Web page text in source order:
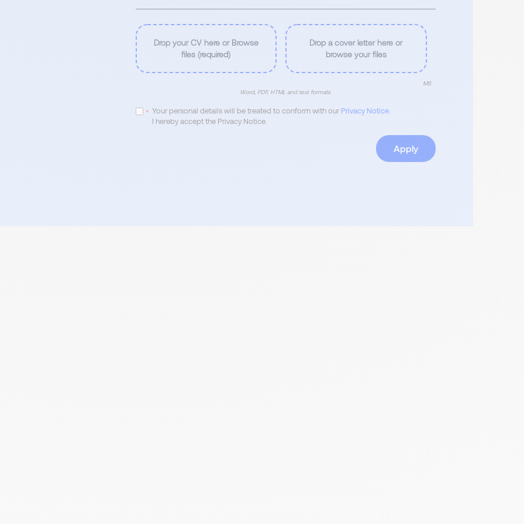
Drop your CV here or Browse
files (required)
Drop a cover letter here or
browse your files
MS
Word, PDF, HTML and text formats.
* Your personal details will be treated to conform with our Privacy Notice.
I hereby accept the Privacy Notice.
Apply